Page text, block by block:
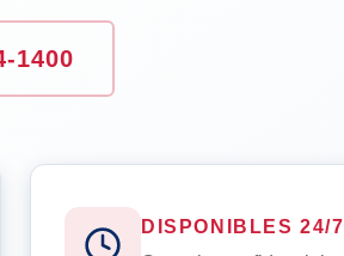
1400
DISPONIBLES 24/7